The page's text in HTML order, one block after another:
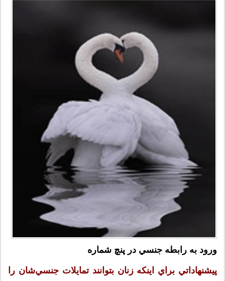
ورود به رابطه جنسي در پنچ شماره
پيشنهاداتي براي اينكه زنان بتوانند تمايلات جنسي‌شان را